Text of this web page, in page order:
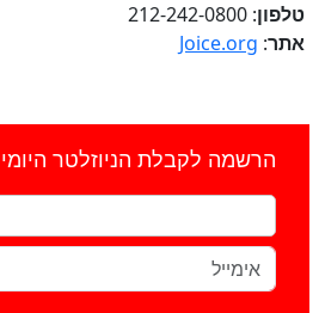
טלפון: 212-242-0800
אתר:
Joice.org
הרשמה לקבלת הניוזלטר היומי